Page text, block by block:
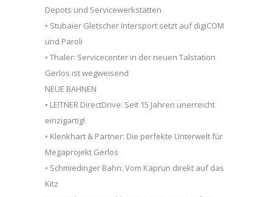
Depots und Servicewerkstätten
• Stubaier Gletscher Intersport setzt auf digiCOM
und Paroli
• Thaler: Servicecenter in der neuen Talstation
Gerlos ist wegweisend
NEUE BAHNEN
• LEITNER DirectDrive: Seit 15 Jahren unerreicht
einzigartig!
• Klenkhart & Partner: Die perfekte Unterwelt für
Megaprojekt Gerlos
• Schmiedinger Bahn: Vom Kaprun direkt auf das
Kitz